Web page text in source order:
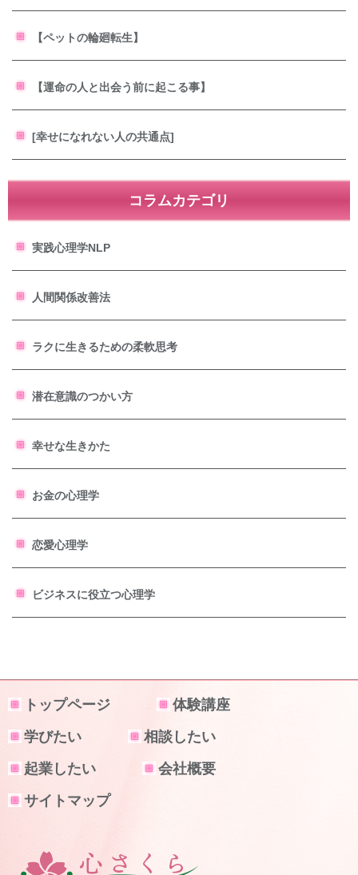
【ペットの輪廻転生】
【運命の人と出会う前に起こる事】
[幸せになれない人の共通点]
コラムカテゴリ
実践心理学NLP
人間関係改善法
ラクに生きるための柔軟思考
潜在意識のつかい方
幸せな生きかた
お金の心理学
恋愛心理学
ビジネスに役立つ心理学
トップページ
体験講座
学びたい
相談したい
起業したい
会社概要
サイトマップ